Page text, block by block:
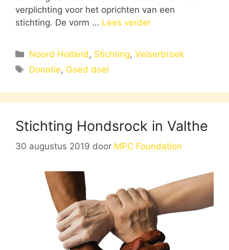
verplichting voor het oprichten van een
stichting. De vorm … Lees verder
Categorieën
Noord Holland , Stichting,Velserbroek
Tags
Donatie, Goed doel
Stichting Hondsrock in Valthe
30 augustus 2019 door MPC Foundation